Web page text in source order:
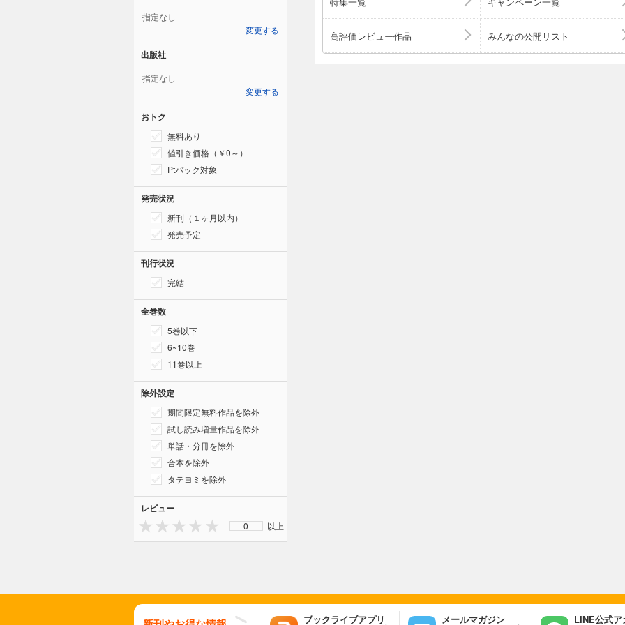
高評価レビュー作品 みんなの公開リスト
指定なし
変更する
出版社
指定なし
変更する
おトク
無料あり
値引き価格（￥0～）
Ptバック対象
発売状況
新刊（１ヶ月以内）
発売予定
刊行状況
完結
全巻数
5巻以下
6~10巻
11巻以上
除外設定
期間限定無料作品を除外
試し読み増量作品を除外
単話・分冊を除外
合本を除外
タテヨミを除外
レビュー
0 以上
ブックライブアプリ メールマガジン LINE公式ア